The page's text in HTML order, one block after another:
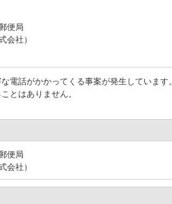
便局
会社）
電話がかかってくる事案が発生しています。
とはありません。
便局
会社）